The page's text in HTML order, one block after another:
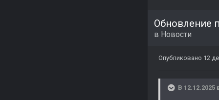
Обновление
в Новости
Опубликовано 12
В 12.12.2025